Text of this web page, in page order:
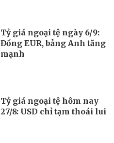
Tỷ giá ngoại tệ ngày 6/9:
Đồng EUR, bảng Anh tăng
mạnh
Tỷ giá ngoại tệ hôm nay
27/8: USD chỉ tạm thoái lui